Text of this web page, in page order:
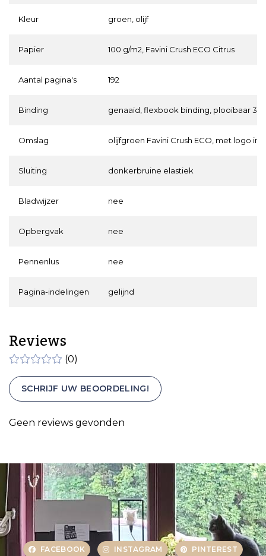
Kleur groen, olijf
Papier 100 g/m2, Favini Crush ECO Citrus
Aantal pagina's 192
Binding genaaid, flexbook binding, plooibaar
Omslag olijfgroen Favini Crush ECO, met logo in
Sluiting donkerbruine elastiek
Bladwijzer nee
Opbergvak nee
Pennenlus nee
Pagina-indelingen gelijnd
Reviews
(0)
SCHRIJF UW BEOORDELING!
Geen reviews gevonden
FACEBOOK INSTAGRAM PINTEREST